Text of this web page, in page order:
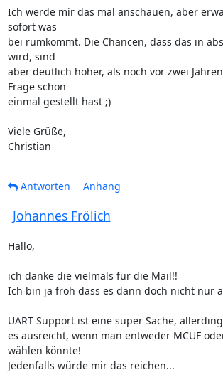
Ich werde mir das mal anschauen, aber
sofort was
bei rumkommt. Die Chancen, dass das in
wird, sind
aber deutlich höher, als noch vor zwei
Frage schon
einmal gestellt hast ;)
Viele Grüße,
Christian
Antworten
Anhang
Johannes Frölich
Hallo,
ich danke die vielmals für die Mail!!
Ich bin ja froh dass es dann doch nicht nur
UART Support ist eine super Sache,
es ausreicht, wenn man entweder MCUF
wählen könnte!
Jedenfalls würde mir das reichen...